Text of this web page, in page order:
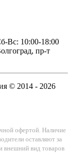
Вс: 10:00-18:00
пр-т
© 2014 - 2026
офертой. Наличие
оставляют за
внешний вид товаров